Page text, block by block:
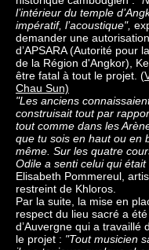
l’intérieur du temple
impératif, l’acoustique",
demander une
d’APSARA (Autorité pour
de la Région d'Angkor),
être fatal à tout le projet. (
Chau Sun)
"Les anciens
construisait tout par
tout comme dans les
que tu sois en haut ou en
même. Sur les quatre
Odile a senti celui qui
Elisabeth Pommereul,
restreint de Khloros.
Par la suite, la mise en
respect du lieu sacré a
d’Auvergne qui a travaillé
le projet : "Tout musicien